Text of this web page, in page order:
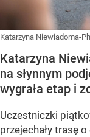
Katarzyna Niewiadoma-
Katarzyna
na słynnym
wygrała etap i
Uczestniczki
przejechały trasę